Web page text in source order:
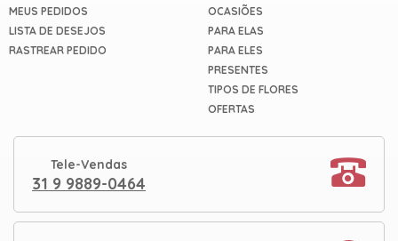
MEUS PEDIDOS
LISTA DE DESEJOS
RASTREAR PEDIDO
OCASIÕES
PARA ELAS
PARA ELES
PRESENTES
TIPOS DE FLORES
OFERTAS
Tele-Vendas
31 9 9889-0464